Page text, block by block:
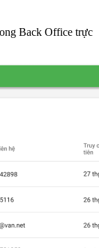
Back Office trực